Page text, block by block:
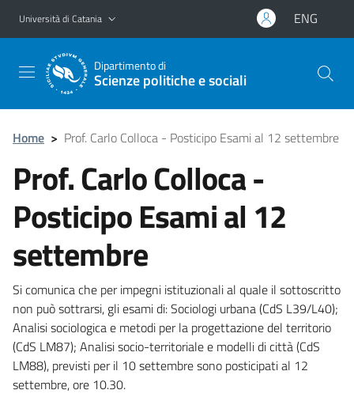
Vai al contenuto principale
Vai al menu di navigazione
Università di Catania ENG
Dipartimento di
Scienze politiche e sociali
Home > Prof. Carlo Colloca - Posticipo Esami al 12 settembre
Prof. Carlo Colloca -
Posticipo Esami al 12
settembre
Si comunica che per impegni istituzionali al quale il sottoscritto
non può sottrarsi, gli esami di: Sociologi urbana (CdS L39/L40);
Analisi sociologica e metodi per la progettazione del territorio
(CdS LM87); Analisi socio-territoriale e modelli di città (CdS
LM88), previsti per il 10 settembre sono posticipati al 12
settembre, ore 10.30.